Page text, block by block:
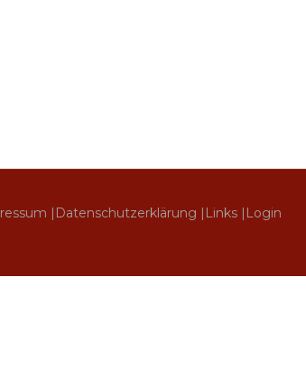
| Datenschutzerklärung | Links | Login